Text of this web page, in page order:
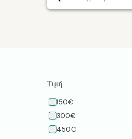
Τιμή
150€
300€
450€